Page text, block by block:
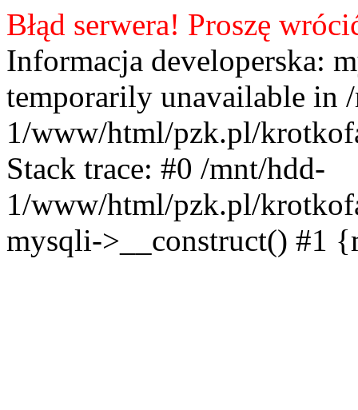
Błąd serwera! Proszę
Informacja developerska:
temporarily unavailable in
1/www/html/pzk.pl/
Stack trace: #0 /mnt/hdd-
1/www/html/pzk.pl/
mysqli->__construct() #1